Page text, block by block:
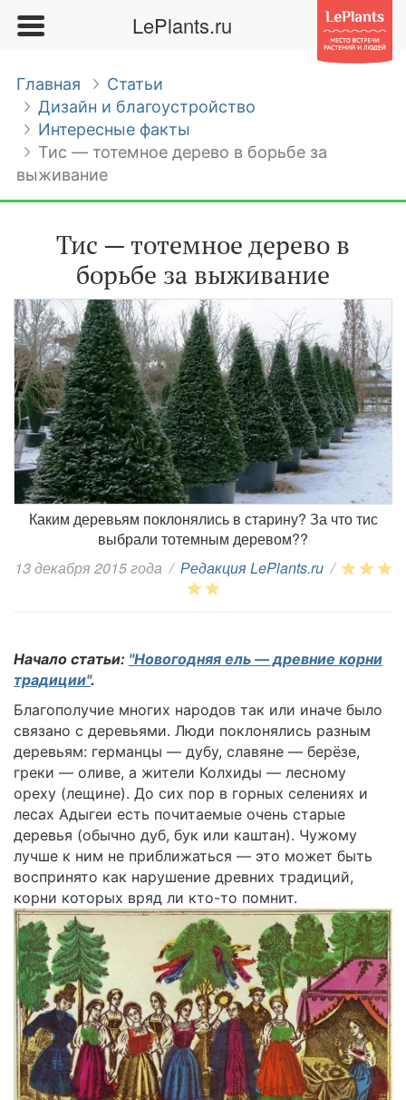
LePlants.ru
Главная
Статьи
Дизайн и благоустройство
Интересные факты
Тис — тотемное дерево в борьбе за
выживание
Тис — тотемное дерево в
борьбе за выживание
Каким деревьям поклонялись в старину? За что тис
выбрали тотемным деревом??
13 декабря 2015 года / Редакция LePlants.ru /
Начало статьи: "Новогодняя ель — древние корни
традиции".
Благополучие многих народов так или иначе было
связано с деревьями. Люди поклонялись разным
деревьям: германцы — дубу, славяне — берёзе,
греки — оливе, а жители Колхи­ды — лесному
ореху (лещине). До сих пор в горных селениях и
лесах Адыгеи есть почитаемые очень старые
деревья (обычно дуб, бук или каш­тан). Чужому
лучше к ним не приближаться — это может быть
вос­принято как нарушение древних традиций,
корни которых вряд ли кто-то помнит.